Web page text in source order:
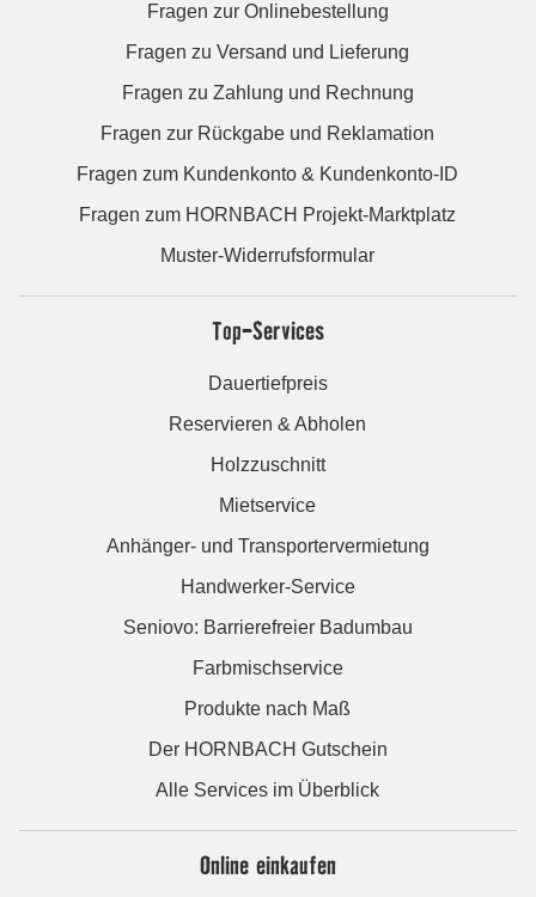
Fragen zur Onlinebestellung
Fragen zu Versand und Lieferung
Fragen zu Zahlung und Rechnung
Fragen zur Rückgabe und Reklamation
Fragen zum Kundenkonto & Kundenkonto-ID
Fragen zum HORNBACH Projekt-Marktplatz
Muster-Widerrufsformular
Top-Services
Dauertiefpreis
Reservieren & Abholen
Holzzuschnitt
Mietservice
Anhänger- und Transportervermietung
Handwerker-Service
Seniovo: Barrierefreier Badumbau
Farbmischservice
Produkte nach Maß
Der HORNBACH Gutschein
Alle Services im Überblick
Online einkaufen